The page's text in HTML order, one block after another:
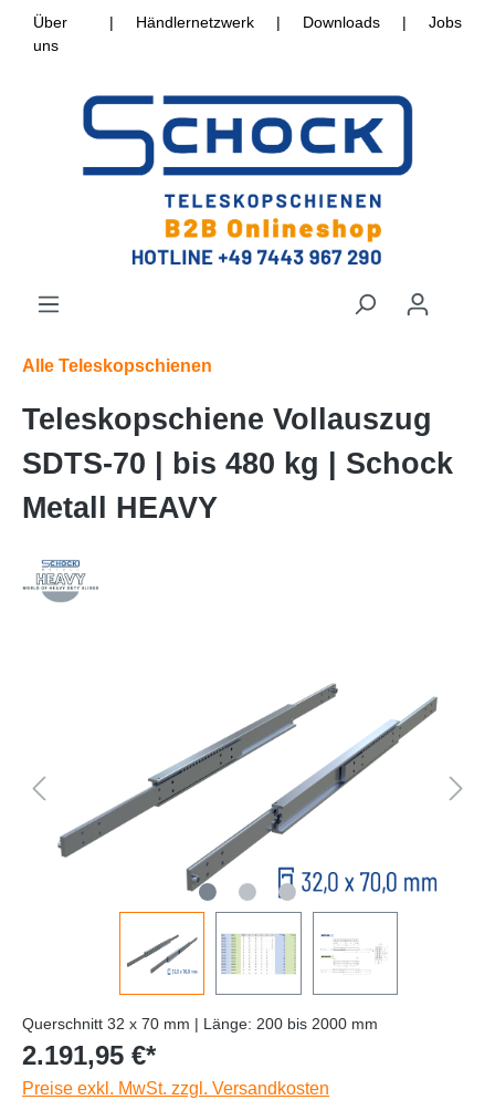
Über
uns
| Händlernetzwerk | Downloads | Jobs
Alle Teleskopschienen
Teleskopschiene Vollauszug
SDTS-70 | bis 480 kg | Schock
Metall HEAVY
Querschnitt 32 x 70 mm | Länge: 200 bis 2000 mm
2.191,95 €*
Preise exkl. MwSt. zzgl. Versandkosten